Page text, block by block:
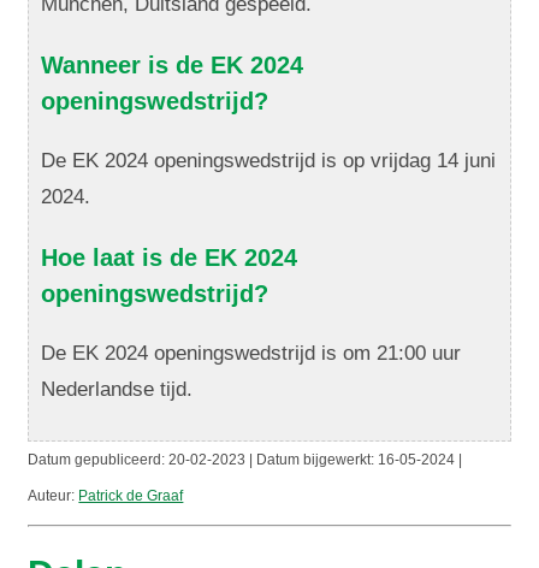
Wanneer is de EK 2024
openingswedstrijd?
De EK 2024 openingswedstrijd is op vrijdag 14 juni
2024.
Hoe laat is de EK 2024
openingswedstrijd?
De EK 2024 openingswedstrijd is om 21:00 uur
Nederlandse tijd.
Datum gepubliceerd:20-02-2023 | Datum bijgewerkt: 16-05-2024 |
Auteur: Patrick de Graaf